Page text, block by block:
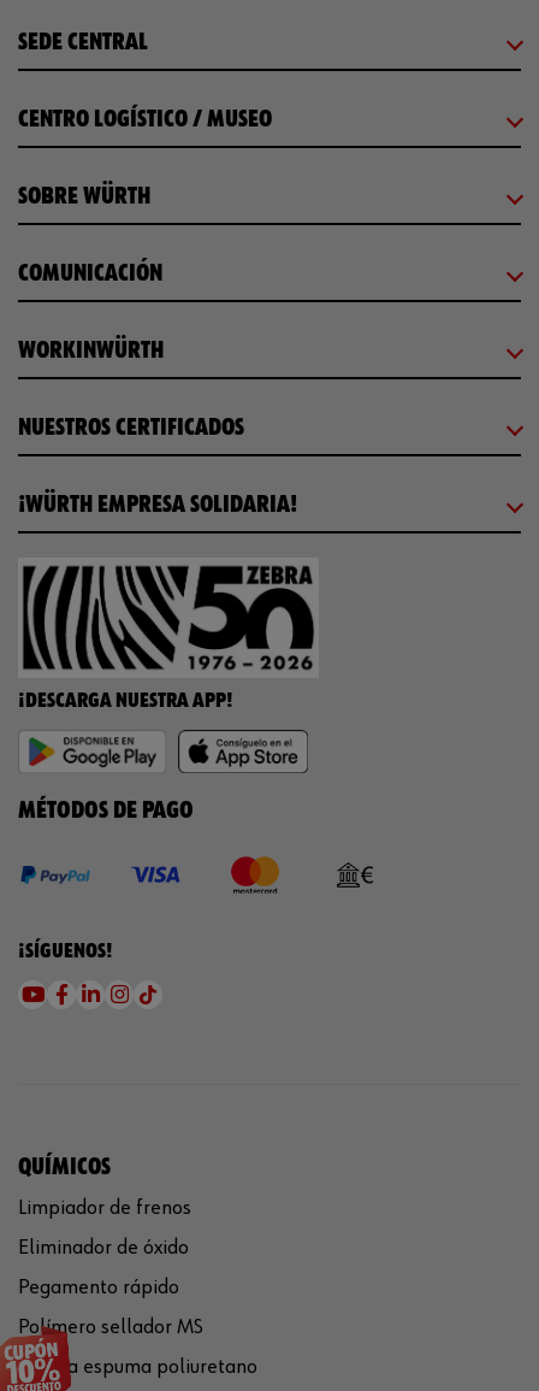
SEDE CENTRAL
CENTRO LOGÍSTICO / MUSEO
SOBRE WÜRTH
COMUNICACIÓN
WORKINWÜRTH
NUESTROS CERTIFICADOS
¡WÜRTH EMPRESA SOLIDARIA!
¡DESCARGA NUESTRA APP!
MÉTODOS DE PAGO
¡SÍGUENOS!
QUÍMICOS
Limpiador de frenos
Eliminador de óxido
Pegamento rápido
Polímero sellador MS
Pistola espuma poliuretano